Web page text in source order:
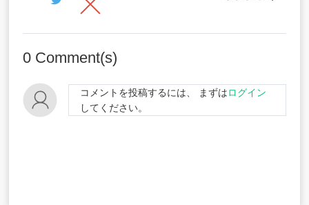
0 Comment(s)
コメントを投稿するには、 まずはログイン
してください。